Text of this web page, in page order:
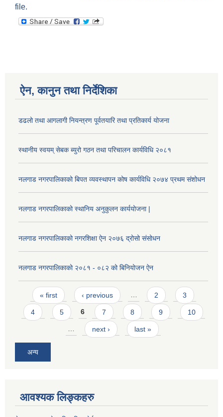
file.
ऐन, कानुन तथा निर्देशिका
डढलो तथा आगलागी नियन्त्रण पूर्वतयारि तथा प्रतिकार्य योजना
स्थानीय स्वयम् सेबक ब्युरो गठन तथा परिचालन कार्यविधि २०८१
नलगाड नगरपालिकाको बिपत व्यवस्थापन कोष कार्यविधि २०७४ प्रथम संशोधन
नलगाड नगरपालिकाको स्थानिय अनुकुलन कार्ययोजना |
नलगाड नगरपालिकाको नगरशिक्षा ऐन २०७६ द्रोसो संसोधन
नलगाड नगरपालिकाको २०८१ - ०८२ को बिनियोजन ऐन
Pages
« first ‹ previous … 2 3
4 5 6 7 8 9 10
… next › last »
अन्य
आवश्यक लिङ्कहरु